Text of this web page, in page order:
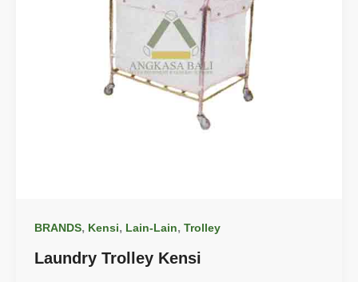
BRANDS, Kensi, Lain-Lain, Trolley
Laundry Trolley Kensi